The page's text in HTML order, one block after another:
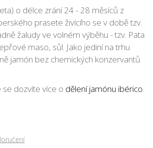
o délce zrání 24 - 28 měsíců z
prasete živícího se v době tzv.
žaludy ve volném výběhu - tzv. Pata
maso, sůl. Jako jediní na trhu
jamón bez chemických konzervantů
se dozvíte více o dělení jamónu ibérico.